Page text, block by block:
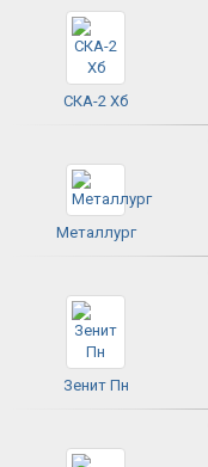
СКА-2 Хб
Металлург
Зенит Пн